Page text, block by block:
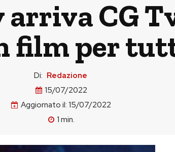
CG
film per
Di: Redazione
15/07/2022
Aggiornato il: 15/07/2022
1 min.